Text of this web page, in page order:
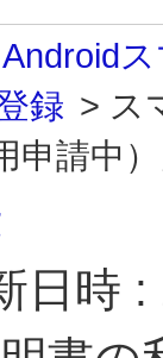
Android
録 > ス
申請中
日時